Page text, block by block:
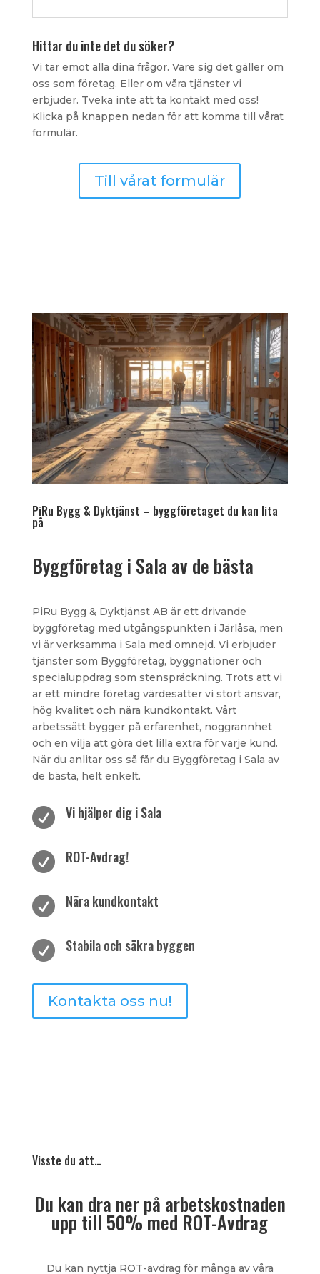
Hittar du inte det du söker?
Vi tar emot alla dina frågor. Vare sig det gäller om
oss som företag. Eller om våra tjänster vi
erbjuder. Tveka inte att ta kontakt med oss!
Klicka på knappen nedan för att komma till vårat
formulär.
Till vårat formulär
PiRu Bygg & Dyktjänst – byggföretaget du kan lita
på
Byggföretag i Sala av de bästa
PiRu Bygg & Dyktjänst AB är ett drivande
byggföretag med utgångspunkten i Järlåsa, men
vi är verksamma i Sala med omnejd. Vi erbjuder
tjänster som Byggföretag, byggnationer och
specialuppdrag som stenspräckning. Trots att vi
är ett mindre företag värdesätter vi stort ansvar,
hög kvalitet och nära kundkontakt. Vårt
arbetssätt bygger på erfarenhet, noggrannhet
och en vilja att göra det lilla extra för varje kund.
När du anlitar oss så får du Byggföretag i Sala av
de bästa, helt enkelt.
 Vi hjälper dig i Sala
 ROT-Avdrag!
 Nära kundkontakt
 Stabila och säkra byggen
Kontakta oss nu!
Visste du att…
Du kan dra ner på arbetskostnaden
upp till 50% med ROT-Avdrag
Du kan nyttja ROT-avdrag för många av våra